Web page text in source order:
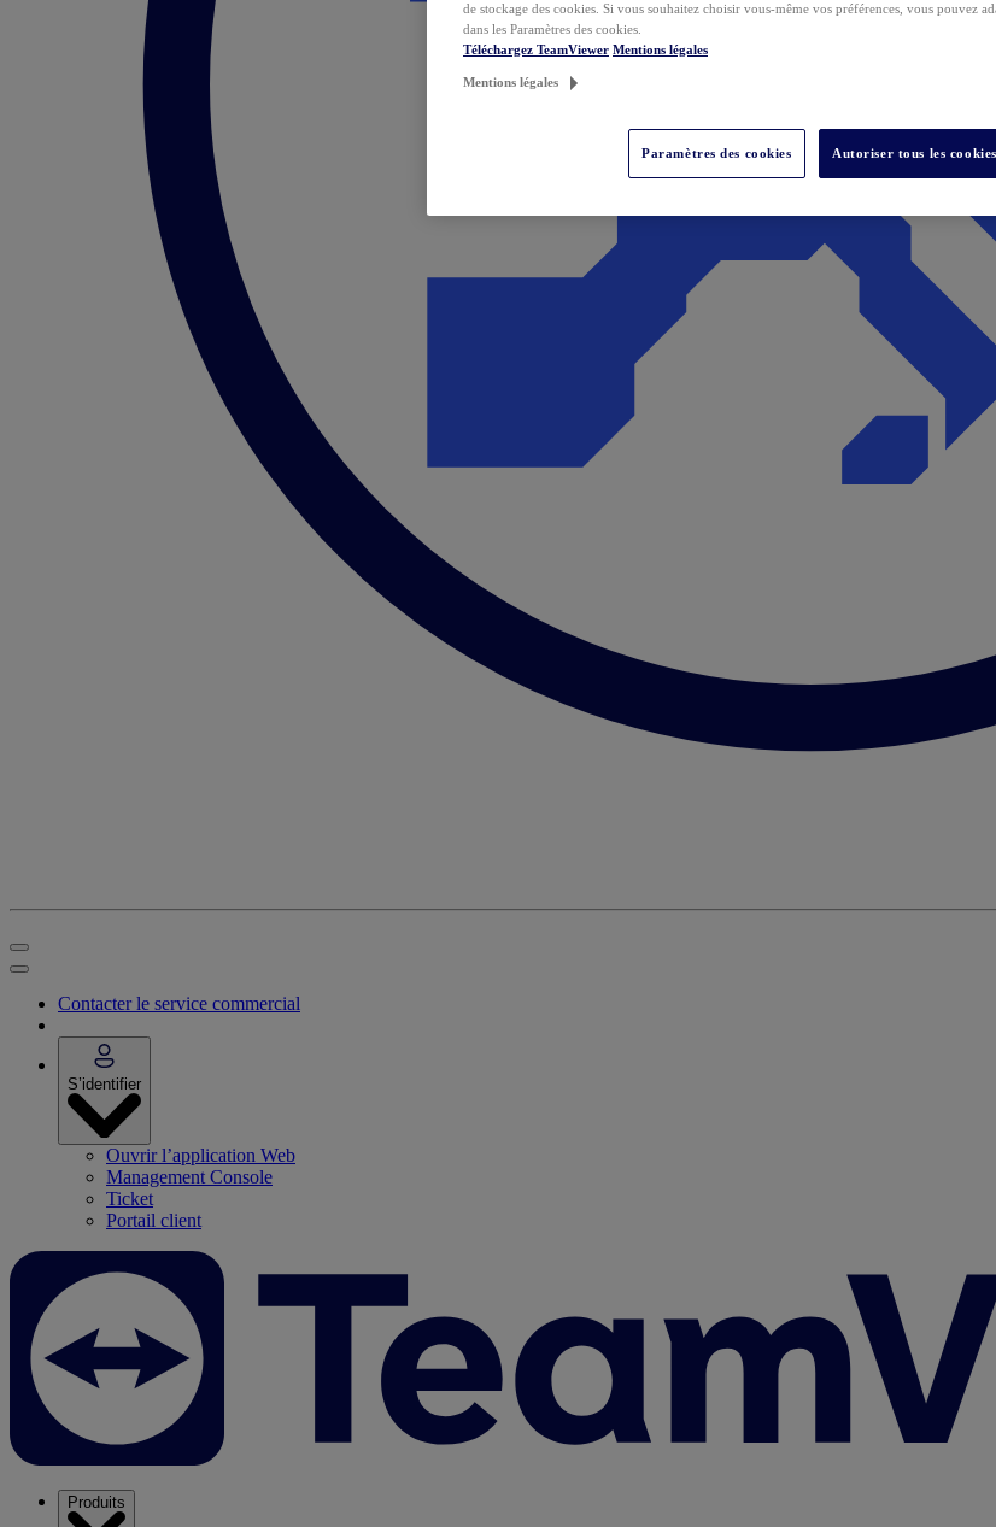
Contacter le service commercial
S’identifier
Ouvrir l’application Web
Management Console
Ticket
Portail client
Produits
de stockage des cookies. Si vous souhaitez choisir vous-même vos préférences, vous pouvez
dans les Paramètres des cookies.
Téléchargez TeamViewer Mentions légales
Mentions légales
Paramètres des cookies Autoriser tous les cookies